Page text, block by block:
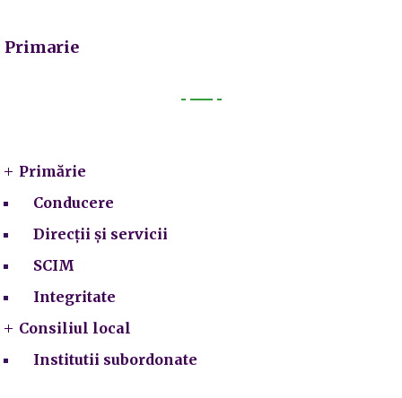
Primarie
Primărie
Conducere
Direcții și servicii
SCIM
Integritate
Consiliul local
Institutii subordonate